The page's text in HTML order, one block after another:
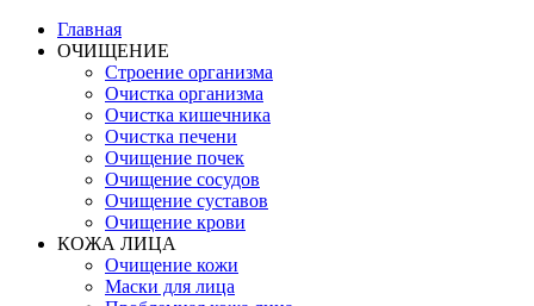
Главная
ОЧИЩЕНИЕ
Строение организма
Очистка организма
Очистка кишечника
Очистка печени
Очищение почек
Очищение сосудов
Очищение суставов
Очищение крови
КОЖА ЛИЦА
Очищение кожи
Маски для лица